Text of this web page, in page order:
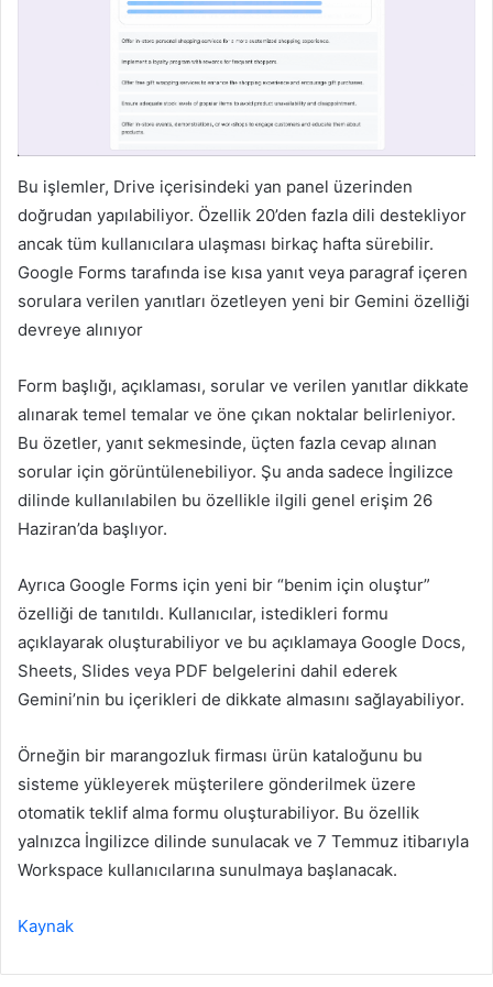
Bu işlemler, Drive içerisindeki yan panel üzerinden
doğrudan yapılabiliyor. Özellik 20’den fazla dili destekliyor
ancak tüm kullanıcılara ulaşması birkaç hafta sürebilir.
Google Forms tarafında ise kısa yanıt veya paragraf içeren
sorulara verilen yanıtları özetleyen yeni bir Gemini özelliği
devreye alınıyor
Form başlığı, açıklaması, sorular ve verilen yanıtlar dikkate
alınarak temel temalar ve öne çıkan noktalar belirleniyor.
Bu özetler, yanıt sekmesinde, üçten fazla cevap alınan
sorular için görüntülenebiliyor. Şu anda sadece İngilizce
dilinde kullanılabilen bu özellikle ilgili genel erişim 26
Haziran’da başlıyor.
Ayrıca Google Forms için yeni bir “benim için oluştur”
özelliği de tanıtıldı. Kullanıcılar, istedikleri formu
açıklayarak oluşturabiliyor ve bu açıklamaya Google Docs,
Sheets, Slides veya PDF belgelerini dahil ederek
Gemini’nin bu içerikleri de dikkate almasını sağlayabiliyor.
Örneğin bir marangozluk firması ürün kataloğunu bu
sisteme yükleyerek müşterilere gönderilmek üzere
otomatik teklif alma formu oluşturabiliyor. Bu özellik
yalnızca İngilizce dilinde sunulacak ve 7 Temmuz itibarıyla
Workspace kullanıcılarına sunulmaya başlanacak.
Kaynak